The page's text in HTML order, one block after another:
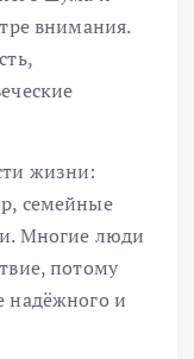
внимания.
жизни:
семейные
Многие люди
потому
надёжного и